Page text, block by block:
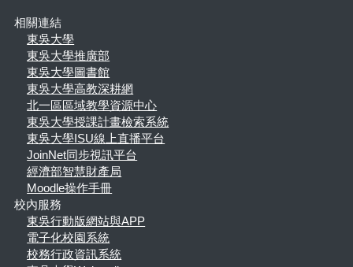
相關連結
東吳大學
東吳大學推廣部
東吳大學圖書館
東吳大學高教深耕網
北一區區域教學資源中心
東吳大學授課計畫檢索系統
東吳大學ISU線上直播平台
JoinNet同步視訊平台
經濟部智慧財產局
Moodle操作手冊
校內服務
東吳行動版網站與APP
電子化校園系統
校務行政資訊系統